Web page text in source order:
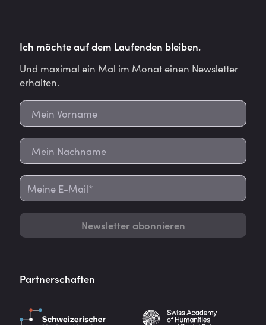
Ich möchte auf dem Laufenden bleiben.
Und maximal ein Mal im Monat einen Newsletter
erhalten.
Newsletter abonnieren
Partnerschaften